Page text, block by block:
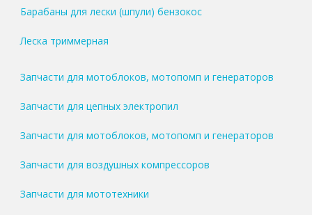
Барабаны для лески (шпули) бензокос
Леска триммерная
Запчасти для мотоблоков, мотопомп и генераторов
Запчасти для цепных электропил
Запчасти для мотоблоков, мотопомп и генераторов
Запчасти для воздушных компрессоров
Запчасти для мототехники